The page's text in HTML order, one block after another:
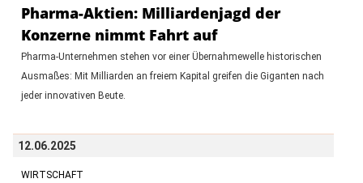
Pharma-Aktien: Milliardenjagd der
Konzerne nimmt Fahrt auf
Pharma-Unternehmen stehen vor einer Übernahmewelle historischen
Ausmaßes: Mit Milliarden an freiem Kapital greifen die Giganten nach
jeder innovativen Beute.
12.06.2025
WIRTSCHAFT